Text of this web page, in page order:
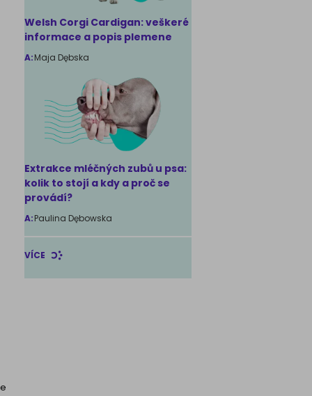
Welsh Corgi Cardigan: veškeré
informace a popis plemene
A:Maja Dębska
Extrakce mléčných zubů u psa:
kolik to stojí a kdy a proč se
provádí?
A:Paulina Dębowska
VÍCE